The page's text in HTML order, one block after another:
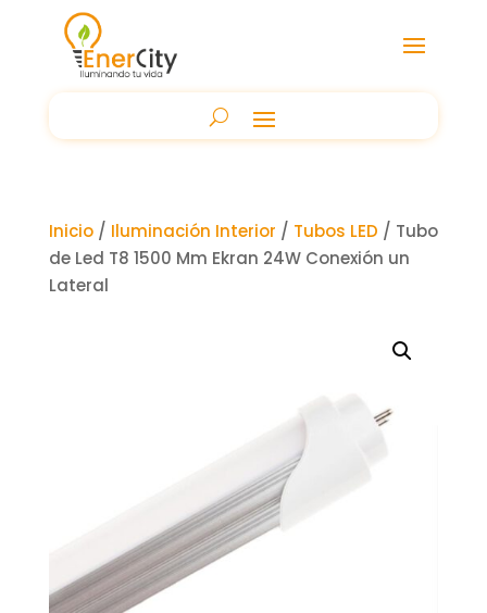
Inicio/ Iluminación Interior / Tubos LED / Tubo
de Led T8 1500 Mm Ekran 24W Conexión un
Lateral